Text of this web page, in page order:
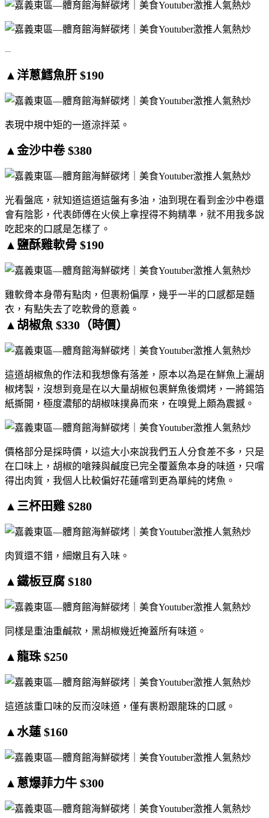
--
▲洋蔥鱈魚肝 $190
表現中規中矩的一道涼拌菜。
▲金沙中卷 $380
光看盤底，就知道這道這盤有多油，油到現在看到金沙中卷還
會有陰影，代表師傅在火侯上拿捏得不夠精準，就不用我多說
吃起來的口感是怎樣了。
▲鹽酥雞軟骨 $190
雞軟骨本身帶有點肉，但裹粉偏厚，幾乎一半的口感都是麵
衣，有點失去了吃軟骨的意義。
▲胡椒魚 $330（時價）​
這道胡椒魚的作法和我想像有落差，原本以為是在鮮魚上灑胡
椒烤製，沒想到竟是在以大量胡椒包裹鮮魚後燜烤，一將錫箔
紙撕開，極度濃郁的胡椒味撲鼻而來，在嗅覺上頗為震撼。
價格部分是採時價，以這大小來說我們五人分食差不多，只是
在口味上，胡椒的嗆辣與鹹度已完全覆蓋魚本身的味道，只嚐
得出肉質，我個人比較偏好花蓮嚐到更為單純的烤魚。
▲三杯田雞 $280
肉質還不錯，細嫩且有入味。
▲鐵板豆腐 $180
同樣是重油重鹹款，黑胡椒幾近掩蓋所有味道。
▲龍珠 $250
這道該重口味的反而沒味道，僅有裹粉跟龍珠的口感。
▲水蓮 $160
▲蔥爆菲力牛 $300